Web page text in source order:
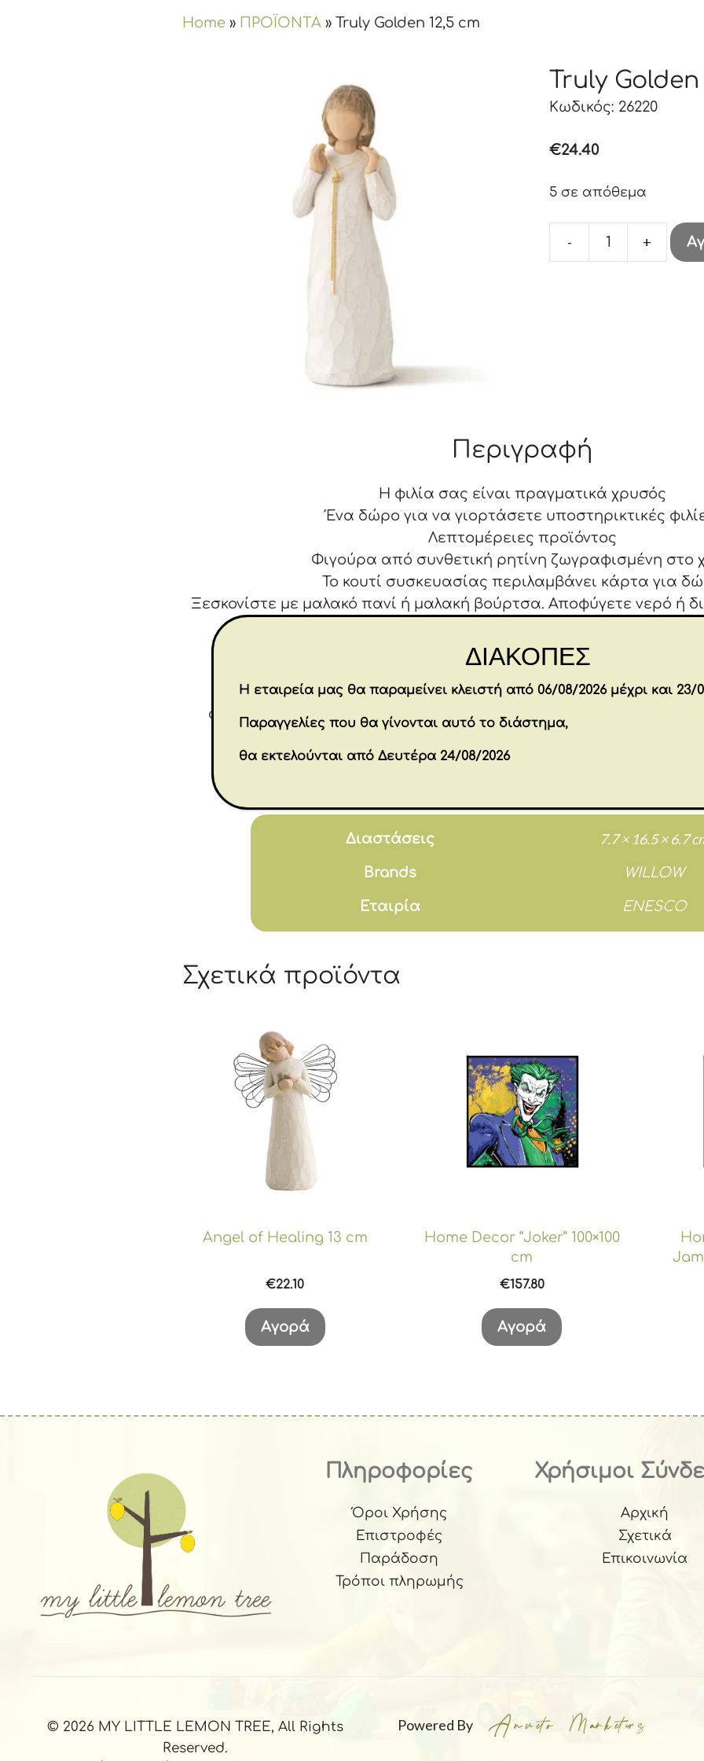
Home » ΠΡΟΪΟΝΤΑ » Truly Golden 12,5 cm
Truly Golden
Κωδικός: 26220
€24.40
5 σε απόθεμα
- +
Περιγραφή
Η φιλία σας είναι πραγματικά χρυσός
Ένα δώρο για να γιορτάσετε υποστηρικτικές
Λεπτομέρειες προϊόντος
Φιγούρα από συνθετική ρητίνη ζωγραφισμένη στο
Το κουτί συσκευασίας περιλαμβάνει κάρτα για
Ξεσκονίστε με μαλακό πανί ή μαλακή βούρτσα. Αποφύγετε νερό ή
Δεν είναι παιχνίδι ή προϊόν για παιδιά. Προορίζεται μόνο
Διαστάσεις: 12,5X5X4 εκ
Σχετικά με αυτό το κομμάτι
«Ο χρυσός είναι σύμβολο μεγάλης αξίας για τα πράγματα που
αλυσίδα με κόμπους μπορεί να αντιπροσωπεύει μια πολύ
αντέξει και έχει γίνει πολυτιμότερη με τα χρόνια».
Διαστάσεις 7.7 × 16.5 × 6.7
Brands WILLOW
Εταιρία ENESCO
Σχετικά προϊόντα
Angel of Healing 13 cm
€22.10
Αγορά
Home Decor “Joker” 100×100
cm
€157.80
Αγορά
Πληροφορίες
Όροι Χρήσης
Επιστροφές
Παράδοση
Τρόποι πληρωμής
Χρήσιμοι
Αρχική
Σχετικά
Επικοινωνία
© 2026 MY LITTLE LEMON TREE, All Rights
Reserved.
Powered By
ΔΙΑΚΟΠΕΣ
Η εταιρεία μας θα παραμείνει κλειστή από 06/08/2026 μέχρι και 23/
Παραγγελίες που θα γίνονται αυτό το διάστημα,
θα εκτελούνται από Δευτέρα 24/08/2026